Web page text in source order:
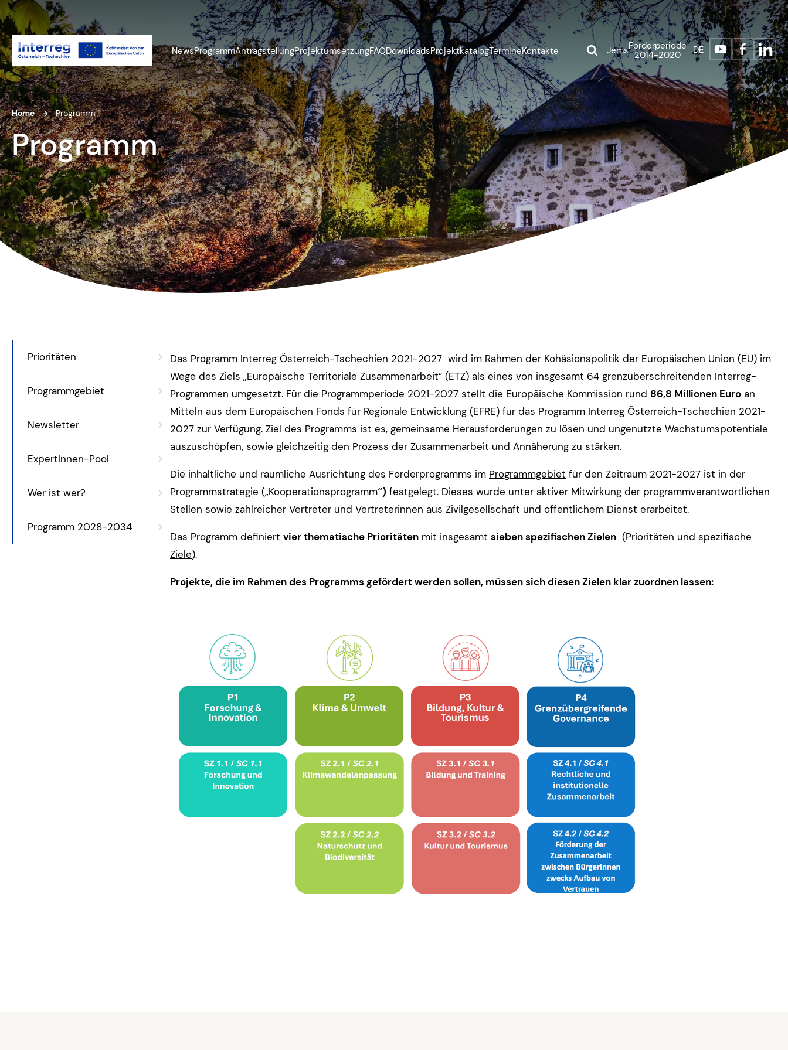
NewsProgrammAntragstellungProjektumsetzungFAQDownloadsProjektkatalogTermineKontakte JemsFörderperiode
2014-2020
DE
Home Programm
Programm
Prioritäten
Programmgebiet
Newsletter
ExpertInnen-Pool
Wer ist wer?
Programm 2028-2034
Das Programm Interreg Österreich-Tschechien 2021-2027 wird im Rahmen der Kohäsionspolitik der Europäischen Union (EU) im
Wege des Ziels „Europäische Territoriale Zusammenarbeit“ (ETZ) als eines von insgesamt 64 grenzüberschreitenden Interreg-
Programmen umgesetzt. Für die Programmperiode 2021-2027 stellt die Europäische Kommission rund 86,8 Millionen Euro an
Mitteln aus dem Europäischen Fonds für Regionale Entwicklung (EFRE) für das Programm Interreg Österreich-Tschechien 2021-
2027 zur Verfügung. Ziel des Programms ist es, gemeinsame Herausforderungen zu lösen und ungenutzte Wachstumspotentiale
auszuschöpfen, sowie gleichzeitig den Prozess der Zusammenarbeit und Annäherung zu stärken.
Die inhaltliche und räumliche Ausrichtung des Förderprogramms im Programmgebiet für den Zeitraum 2021-2027 ist in der
Programmstrategie („Kooperationsprogramm“) festgelegt. Dieses wurde unter aktiver Mitwirkung der programmverantwortlichen
Stellen sowie zahlreicher Vertreter und Vertreterinnen aus Zivilgesellschaft und öffentlichem Dienst erarbeitet.
Das Programm definiert vier thematische Prioritäten mit insgesamt sieben spezifischen Zielen (Prioritäten und spezifische
Ziele).
Projekte, die im Rahmen des Programms gefördert werden sollen, müssen sich diesen Zielen klar zuordnen lassen: